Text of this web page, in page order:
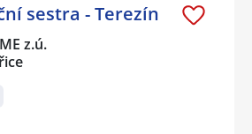
sestra - Terezín
z.ú.